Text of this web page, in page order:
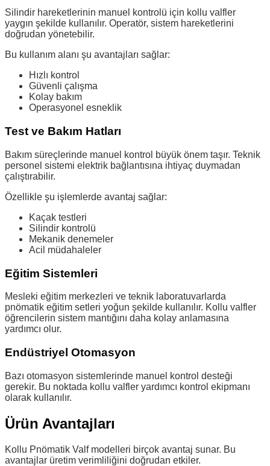
Silindir hareketlerinin manuel kontrolü için kollu valfler
yaygın şekilde kullanılır. Operatör, sistem hareketlerini
doğrudan yönetebilir.
Bu kullanım alanı şu avantajları sağlar:
Hızlı kontrol
Güvenli çalışma
Kolay bakım
Operasyonel esneklik
Test ve Bakım Hatları
Bakım süreçlerinde manuel kontrol büyük önem taşır. Teknik
personel sistemi elektrik bağlantısına ihtiyaç duymadan
çalıştırabilir.
Özellikle şu işlemlerde avantaj sağlar:
Kaçak testleri
Silindir kontrolü
Mekanik denemeler
Acil müdahaleler
Eğitim Sistemleri
Mesleki eğitim merkezleri ve teknik laboratuvarlarda
pnömatik eğitim setleri yoğun şekilde kullanılır. Kollu valfler
öğrencilerin sistem mantığını daha kolay anlamasına
yardımcı olur.
Endüstriyel Otomasyon
Bazı otomasyon sistemlerinde manuel kontrol desteği
gerekir. Bu noktada kollu valfler yardımcı kontrol ekipmanı
olarak kullanılır.
Ürün Avantajları
Kollu Pnömatik Valf modelleri birçok avantaj sunar. Bu
avantajlar üretim verimliliğini doğrudan etkiler.